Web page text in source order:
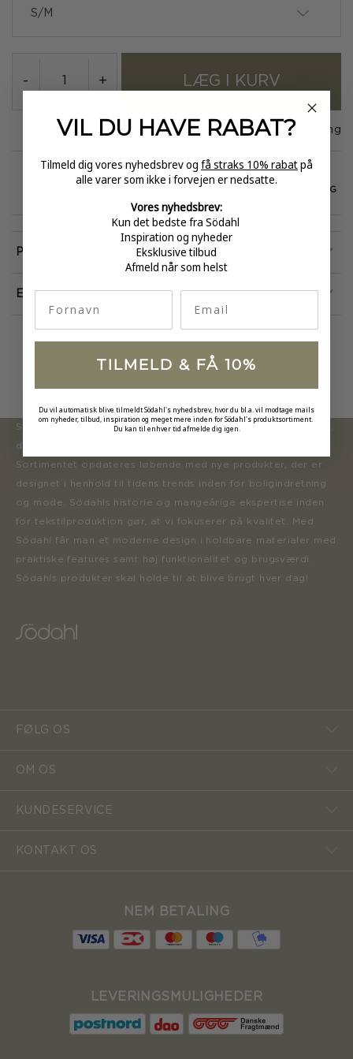
S/M
- + LÆG I KURV
På lager 1-3 dages levering
HURTIG LEVERING
Egenskaber
Produktinformation
Södahl ønsker at tilbyde en moderne og attraktiv kollektion,
der inspirerer forbrugerne til at forny deres hjem.
Sortimentet opdateres løbende med nye produkter, der er
designet i henhold til tidens trends inden for boligindretning
og mode. Södahls historie og mangeårige ekspertise inden
for tekstilproduktion gør, at vi fokuserer på kvalitet. Med
Södahl får man et moderne design i holdbare materialer med
praktiske features samt høj funktionalitet og brugsværdi.
Södahls produkter skal holde til at blive brugt hver dag!
FØLG OS
OM OS
KUNDESERVICE
KONTAKT OS
NEM BETALING
LEVERINGSMULIGHEDER
VIL DU HAVE RABAT?
Tilmeld dig vores nyhedsbrev og få straks 10% rabatpå
alle varer som ikke i forvejen er nedsatte.
Vores nyhedsbrev:
Kun det bedste fra Södahl
Inspiration og nyheder
Eksklusive tilbud
Afmeld når som helst
TILMELD & FÅ 10%
Du vil automatisk blive tilmeldt Södahl's nyhedsbrev, hvor du bl.a. vil modtage mails
om nyheder, tilbud, inspiration og meget mere inden for Södahl's produktsortiment.
Du kan til enhver tid afmelde dig igen.